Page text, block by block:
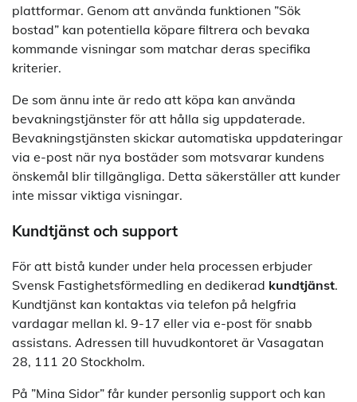
plattformar. Genom att använda funktionen ”Sök
bostad” kan potentiella köpare filtrera och bevaka
kommande visningar som matchar deras specifika
kriterier.
De som ännu inte är redo att köpa kan använda
bevakningstjänster för att hålla sig uppdaterade.
Bevakningstjänsten skickar automatiska uppdateringar
via e-post när nya bostäder som motsvarar kundens
önskemål blir tillgängliga. Detta säkerställer att kunder
inte missar viktiga visningar.
Kundtjänst och support
För att bistå kunder under hela processen erbjuder
Svensk Fastighetsförmedling en dedikerad kundtjänst.
Kundtjänst kan kontaktas via telefon på helgfria
vardagar mellan kl. 9-17 eller via e-post för snabb
assistans. Adressen till huvudkontoret är Vasagatan
28, 111 20 Stockholm.
På ”Mina Sidor” får kunder personlig support och kan